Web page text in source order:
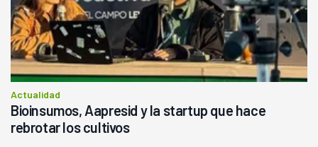
Actualidad
Bioinsumos, Aapresid y la startup que hace
rebrotar los cultivos